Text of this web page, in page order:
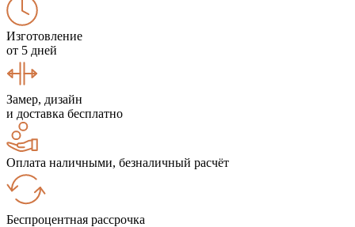
Изготовление
от 5 дней
Замер, дизайн
и доставка бесплатно
Оплата наличными, безналичный расчёт
Беспроцентная рассрочка